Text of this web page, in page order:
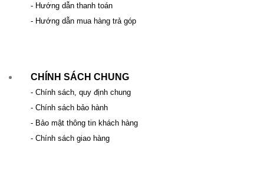
- Hướng dẫn thanh toán
- Hướng dẫn mua hàng trả góp
CHÍNH SÁCH CHUNG
- Chính sách, quy định chung
- Chính sách bảo hành
- Bảo mật thông tin khách hàng
- Chính sách giao hàng